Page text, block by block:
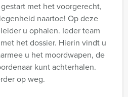
met het voorgerecht,
naartoe! Op deze
u ophalen. Ieder team
het dossier. Hierin vindt u
u het moordwapen, de
kunt achterhalen.
op weg.